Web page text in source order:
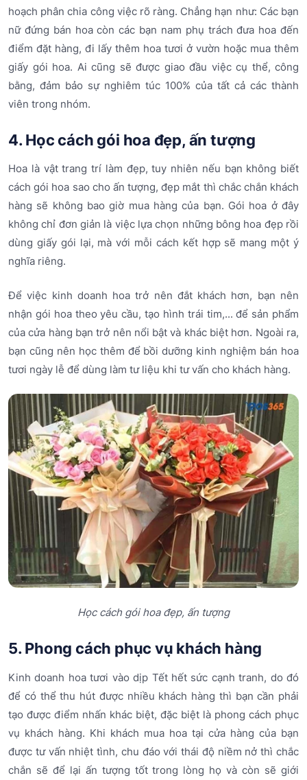
hoạch phân chia công việc rõ ràng. Chẳng hạn như: Các bạn
nữ đứng bán hoa còn các bạn nam phụ trách đưa hoa đến
điểm đặt hàng, đi lấy thêm hoa tươi ở vườn hoặc mua thêm
giấy gói hoa. Ai cũng sẽ được giao đầu việc cụ thể, công
bằng, đảm bảo sự nghiêm túc 100% của tất cả các thành
viên trong nhóm.
4. Học cách gói hoa đẹp, ấn tượng
Hoa là vật trang trí làm đẹp, tuy nhiên nếu bạn không biết
cách gói hoa sao cho ấn tượng, đẹp mắt thì chắc chắn khách
hàng sẽ không bao giờ mua hàng của bạn. Gói hoa ở đây
không chỉ đơn giản là việc lựa chọn những bông hoa đẹp rồi
dùng giấy gói lại, mà với mỗi cách kết hợp sẽ mang một ý
nghĩa riêng.
Để việc kinh doanh hoa trở nên đắt khách hơn, bạn nên
nhận gói hoa theo yêu cầu, tạo hình trái tim,... để sản phẩm
của cửa hàng bạn trở nên nổi bật và khác biệt hơn. Ngoài ra,
bạn cũng nên học thêm để bồi dưỡng kinh nghiệm bán hoa
tươi ngày lễ để dùng làm tư liệu khi tư vấn cho khách hàng.
Học cách gói hoa đẹp, ấn tượng
5. Phong cách phục vụ khách hàng
Kinh doanh hoa tươi vào dịp Tết hết sức cạnh tranh, do đó
để có thể thu hút được nhiều khách hàng thì bạn cần phải
tạo được điểm nhấn khác biệt, đặc biệt là phong cách phục
vụ khách hàng. Khi khách mua hoa tại cửa hàng của bạn
được tư vấn nhiệt tình, chu đáo với thái độ niềm nở thì chắc
chắn sẽ để lại ấn tượng tốt trong lòng họ và còn sẽ giới